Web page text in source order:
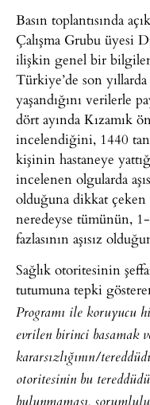
Basın toplantısında
Çalışma Grubu üyesi
ilişkin genel bir
Türkiye’de son yıllarda
yaşandığını verilerle
dört ayında Kızamık
incelendiğini, 1440
kişinin hastaneye
incelenen olgularda
olduğuna dikkat çeken
neredeyse tümünün, 1-
fazlasının aşısız
Sağlık otoritesinin
tutumuna tepki
Programı ile koruyucu
evrilen birinci basamak
kararsızlığının/
otoritesinin bu